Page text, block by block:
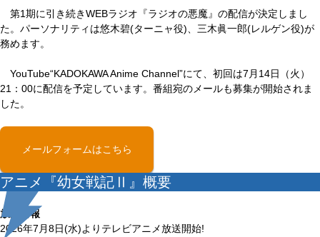
第1期に引き続きWEBラジオ『ラジオの悪魔』の配信が決定しまし
た。パーソナリティは悠木碧(ターニャ役)、三木眞一郎(レルゲン役)が
務めます。
YouTube“KADOKAWA Anime Channel”にて、初回は7月14日（火）
21：00に配信を予定しています。番組宛のメールも募集が開始されま
した。
メールフォームはこちら
アニメ『幼女戦記Ⅱ』概要
放送情報
2026年7月8日(水)よりテレビアニメ放送開始!